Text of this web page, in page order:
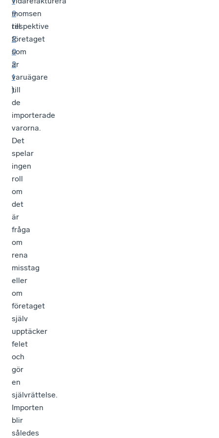
9
respektive
2
0
2
1
).
momsen
till
företaget
som
är
varuägare
till
de
importerade
varorna.
Det
spelar
ingen
roll
om
det
är
fråga
om
rena
misstag
eller
om
företaget
själv
upptäcker
felet
och
gör
en
självrättelse.
Importen
blir
således